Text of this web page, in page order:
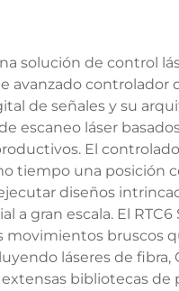
solución de control
avanzado controlador
de señales y su
escaneo láser
El
tiempo una posición
diseños
a gran escala. El
movimientos bruscos
láseres de
bibliotecas